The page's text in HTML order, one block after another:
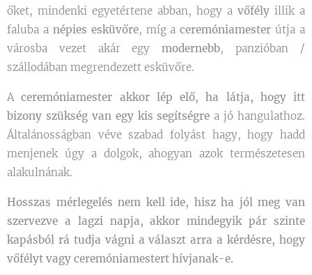
őket, mindenki egyetértene abban, hogy a vőfély illik a
faluba a népies esküvőre, míg aceremóniamester útja a
városba vezet akár egymodernebb, panzióban /
szállodában megrendezett esküvőre.
Aceremóniamester akkor lép elő, ha látja, hogy itt
bizony szükség van egy kis segítségre a jó hangulathoz.
Általánosságban véve szabad folyást hagy, hogy hadd
menjenek úgy a dolgok, ahogyan azok természetesen
alakulnának.
Hosszas mérlegelés nem kell ide, hisz ha jól meg van
szervezve a lagzi napja, akkor mindegyik pár szinte
kapásból rá tudja vágni a választ arra a kérdésre, hogy
vőfélyt vagy ceremóniamestert hívjanak-e.